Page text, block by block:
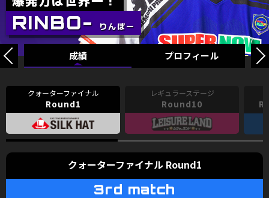
成績 プロフィール
Round1 Round10
クォーターファイナル Round1
3rd match